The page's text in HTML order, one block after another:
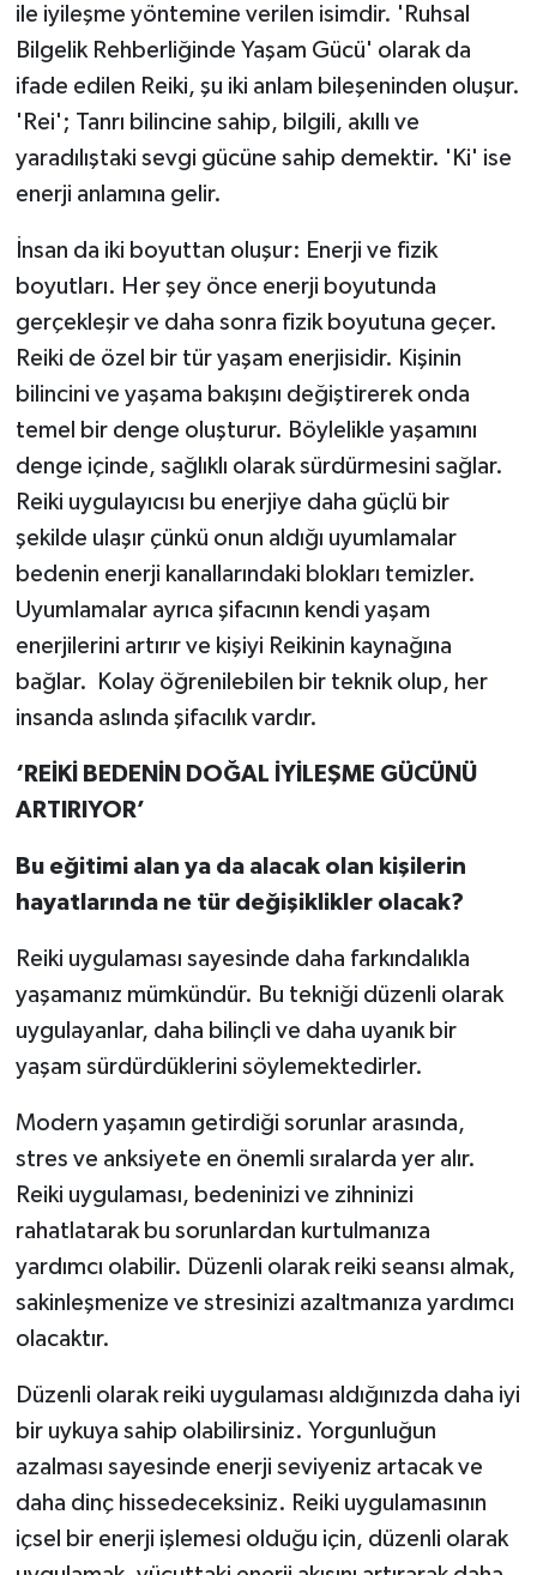
ile iyileşme yöntemine verilen isimdir. 'Ruhsal
Bilgelik Rehberliğinde Yaşam Gücü' olarak da
ifade edilen Reiki, şu iki anlam bileşeninden oluşur.
'Rei'; Tanrı bilincine sahip, bilgili, akıllı ve
yaradılıştaki sevgi gücüne sahip demektir. 'Ki' ise
enerji anlamına gelir.
İnsan da iki boyuttan oluşur: Enerji ve fizik
boyutları. Her şey önce enerji boyutunda
gerçekleşir ve daha sonra fizik boyutuna geçer.
Reiki de özel bir tür yaşam enerjisidir. Kişinin
bilincini ve yaşama bakışını değiştirerek onda
temel bir denge oluşturur. Böylelikle yaşamını
denge içinde, sağlıklı olarak sürdürmesini sağlar.
Reiki uygulayıcısı bu enerjiye daha güçlü bir
şekilde ulaşır çünkü onun aldığı uyumlamalar
bedenin enerji kanallarındaki blokları temizler.
Uyumlamalar ayrıca şifacının kendi yaşam
enerjilerini artırır ve kişiyi Reikinin kaynağına
bağlar. Kolay öğrenilebilen bir teknik olup, her
insanda aslında şifacılık vardır.
‘REİKİ BEDENİN DOĞAL İYİLEŞME GÜCÜNÜ
ARTIRIYOR’
Bu eğitimi alan ya da alacak olan kişilerin
hayatlarında ne tür değişiklikler olacak?
Reiki uygulaması sayesinde daha farkındalıkla
yaşamanız mümkündür. Bu tekniği düzenli olarak
uygulayanlar, daha bilinçli ve daha uyanık bir
yaşam sürdürdüklerini söylemektedirler.
Modern yaşamın getirdiği sorunlar arasında,
stres ve anksiyete en önemli sıralarda yer alır.
Reiki uygulaması, bedeninizi ve zihninizi
rahatlatarak bu sorunlardan kurtulmanıza
yardımcı olabilir. Düzenli olarak reiki seansı almak,
sakinleşmenize ve stresinizi azaltmanıza yardımcı
olacaktır.
Düzenli olarak reiki uygulaması aldığınızda daha iyi
bir uykuya sahip olabilirsiniz. Yorgunluğun
azalması sayesinde enerji seviyeniz artacak ve
daha dinç hissedeceksiniz. Reiki uygulamasının
içsel bir enerji işlemesi olduğu için, düzenli olarak